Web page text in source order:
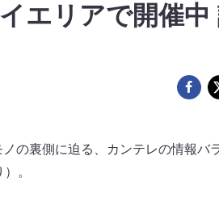
エリアで開催中
の裏側に迫る、カンテレの情報バ
。